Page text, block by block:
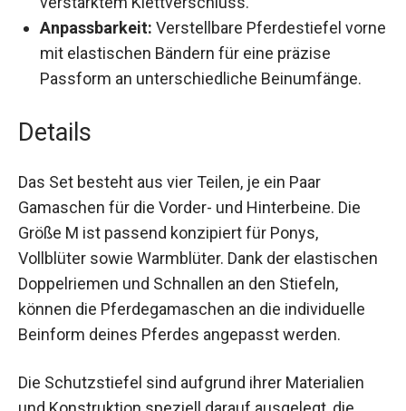
verstärktem Klettverschluss.
Anpassbarkeit: Verstellbare Pferdestiefel
vorne mit elastischen Bändern für eine
präzise Passform an unterschiedliche
Details
Das Set besteht aus vier Teilen, je ein Paar
Gamaschen für die Vorder- und Hinterbeine. Die
Größe M ist passend konzipiert für Ponys,
Vollblüter sowie Warmblüter. Dank der
elastischen Doppelriemen und Schnallen an den
Stiefeln, können die Pferdegamaschen an die
individuelle Beinform deines Pferdes angepasst
werden.